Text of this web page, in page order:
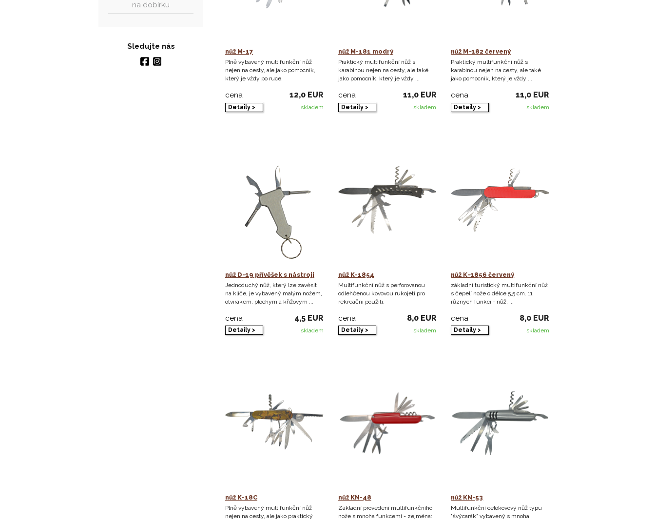
na dobírku
Sledujte nás
nůž M-17
Plně vybavený multifunkční nůž
nejen na cesty, ale jako pomocník,
který je vždy po ruce.
cena 12,0 EUR
Detaily > skladem
nůž M-181 modrý
Praktický multifunkční nůž s
karabinou nejen na cesty, ale také
jako pomocník, který je vždy ...
cena 11,0 EUR
Detaily > skladem
nůž M-182 červený
Praktický multifunkční nůž s
karabinou nejen na cesty, ale také
jako pomocník, který je vždy ...
cena 11,0 EUR
Detaily > skladem
nůž D-19 přívěšek s nástroji
Jednoduchý nůž, který lze zavěsit
na klíče, je vybavený malým nožem,
otvírákem, plochým a křížovým ...
cena 4,5 EUR
Detaily > skladem
nůž K-1854
Multifunkční nůž s perforovanou
odlehčenou kovovou rukojetí pro
rekreační použití.
cena 8,0 EUR
Detaily > skladem
nůž K-1856 červený
základní turistický multifunkční nůž
s čepelí nože o délce 5,5 cm. 11
různých funkcí - nůž, ...
cena 8,0 EUR
Detaily > skladem
nůž K-18C
Plně vybavený multifunkční nůž
nejen na cesty, ale jako praktický
nůž KN-48
Základní provedení multifunkčního
nože s mnoha funkcemi - zejména:
nůž KN-53
Multifunkční celokovový nůž typu
"švýcarák" vybavený s mnoha